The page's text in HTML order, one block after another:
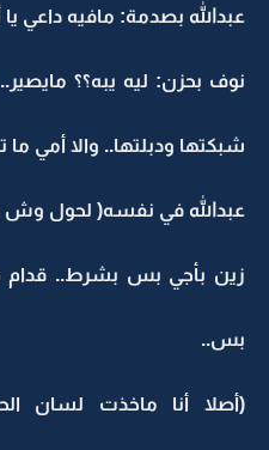
عبدالله بصدمة: مافيه داعي يا
نوف بحزن: ليه يبه؟؟
شبكتها ودبلتها.. والا أمي
عبدالله في نفسه( لحول وش
زين بأجي بس بشرط.. قدام
بس..
(أصلا أنا ماخذت لسان